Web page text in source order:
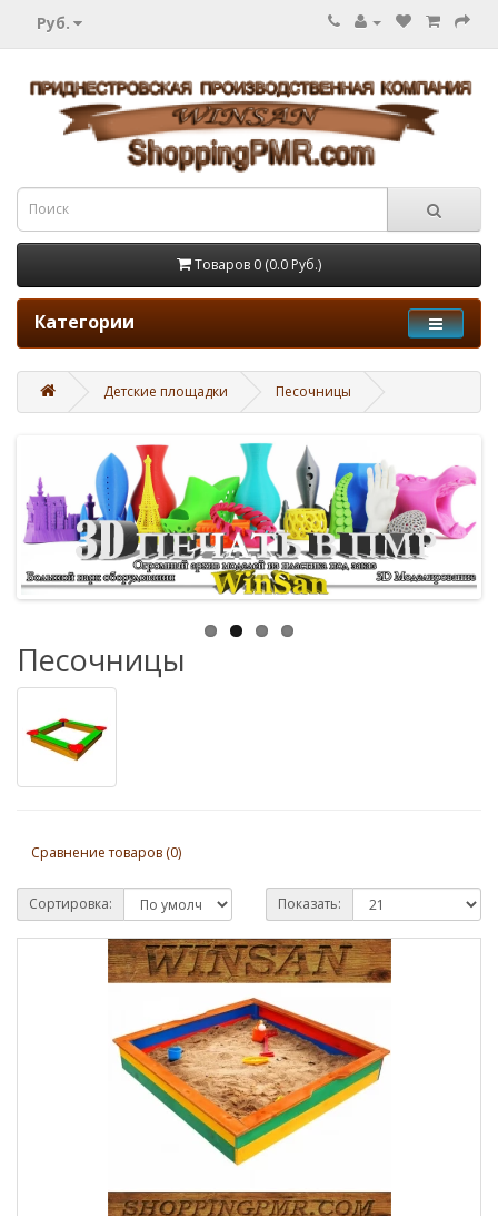
Руб.
Товаров 0 (0.0 Руб.)
Категории
Детские площадки Песочницы
Песочницы
Сравнение товаров (0)
Сортировка: Показать: